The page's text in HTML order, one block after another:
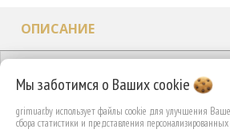
ОПИСАНИЕ
ВЫ СМОТРЕЛИ
Мы заботимся о Вашихcookie
grimuar.by использует файлы cookie для улучшения
сбора статистики и представления